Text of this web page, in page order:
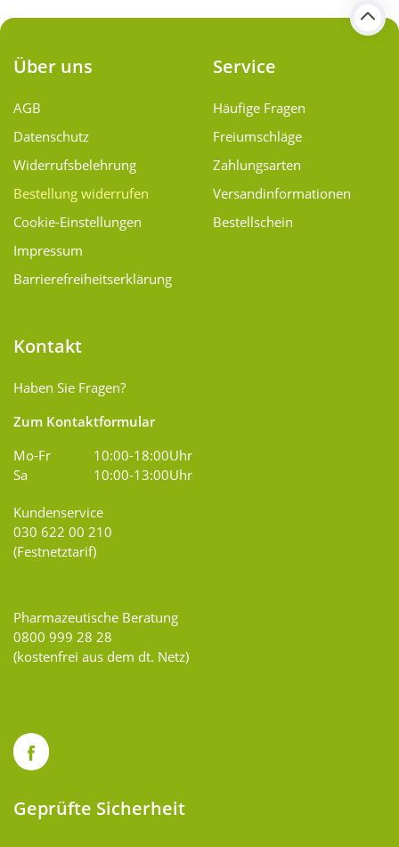
Über uns
AGB
Datenschutz
Widerrufsbelehrung
Bestellung widerrufen
Cookie-Einstellungen
Impressum
Barrierefreiheitserklärung
Service
Häufige Fragen
Freiumschläge
Zahlungsarten
Versand­informationen
Bestellschein
Kontakt
Haben Sie Fragen?
Zum Kontaktformular
Mo-Fr
10:00-18:00Uhr
Sa
10:00-13:00Uhr
Kundenservice
030 622 00 210
(Festnetztarif)
Pharmazeutische Beratung
0800 999 28 28
(kostenfrei aus dem dt. Netz)
Geprüfte Sicherheit